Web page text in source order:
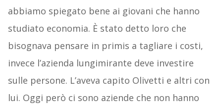
abbiamo spiegato bene ai giovani che hanno
studiato economia. È stato detto loro che
bisognava pensare in primis a tagliare i costi,
invece l’azienda lungimirante deve investire
sulle persone. L’aveva capito Olivetti e altri con
lui. Oggi però ci sono aziende che non hanno